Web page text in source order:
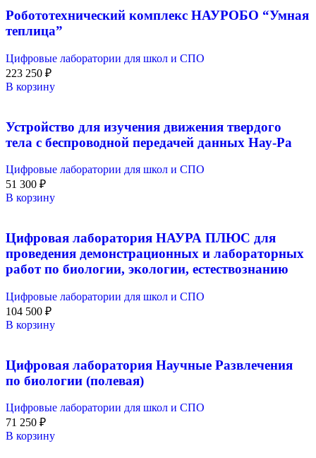
Робототехнический комплекс НАУРОБО “Умная
теплица”
Цифровые лаборатории для школ и СПО
223 250 ₽
В корзину
Устройство для изучения движения твердого
тела с беспроводной передачей данных Нау-Ра
Цифровые лаборатории для школ и СПО
51 300 ₽
В корзину
Цифровая лаборатория НАУРА ПЛЮС для
проведения демонстрационных и лабораторных
работ по биологии, экологии, естествознанию
Цифровые лаборатории для школ и СПО
104 500 ₽
В корзину
Цифровая лаборатория Научные Развлечения
по биологии (полевая)
Цифровые лаборатории для школ и СПО
71 250 ₽
В корзину